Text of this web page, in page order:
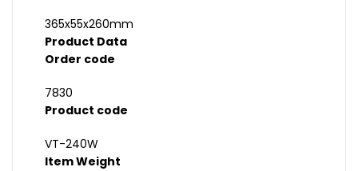
365x55x260mm
Product Data
Order code
7830
Product code
VT-240W
Item Weight